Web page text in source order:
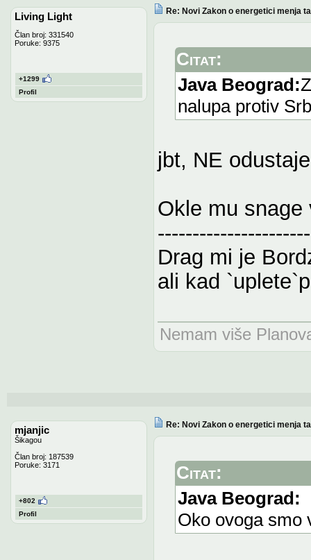
Living Light
Član broj: 331540
Poruke: 9375
+1299
Profil
Re: Novi Zakon o energetici menja
Citat:
Java Beograd:
nalupa protiv
jbt, NE
Okle mu snage
Drag mi je
ali kad
Nemam više
mjanjic
Šikagou
Član broj: 187539
Poruke: 3171
+802
Profil
Re: Novi Zakon o energetici menja
Citat:
Java Beograd:
Oko ovoga smo